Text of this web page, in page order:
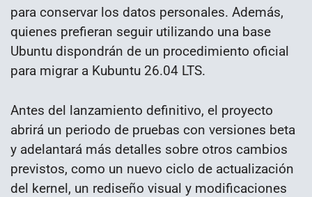
para conservar los datos personales. Además,
quienes prefieran seguir utilizando una base
Ubuntu dispondrán de un procedimiento oficial
para migrar a Kubuntu 26.04 LTS.
Antes del lanzamiento definitivo, el proyecto
abrirá un periodo de pruebas con versiones beta
y adelantará más detalles sobre otros cambios
previstos, como un nuevo ciclo de actualización
del kernel, un rediseño visual y modificaciones